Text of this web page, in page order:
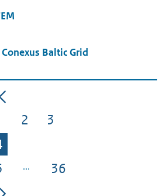
Baltic Grid
Pagina
2 Pagina
3
Pagina
36